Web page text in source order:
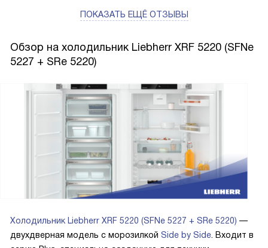
ПОКАЗАТЬ ЕЩЁ ОТЗЫВЫ
Обзор на холодильник Liebherr XRF 5220 (SFNe
5227 + SRe 5220)
Холодильник Liebherr XRF 5220 (SFNe 5227 + SRe 5220) —
двухдверная модель с морозилкой Side by Side . Входит в